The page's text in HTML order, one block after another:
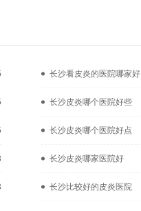
长沙看皮炎的医院哪家好
长沙皮炎哪个医院好些
长沙皮炎哪个医院好点
长沙皮炎哪家医院好
长沙比较好的皮炎医院